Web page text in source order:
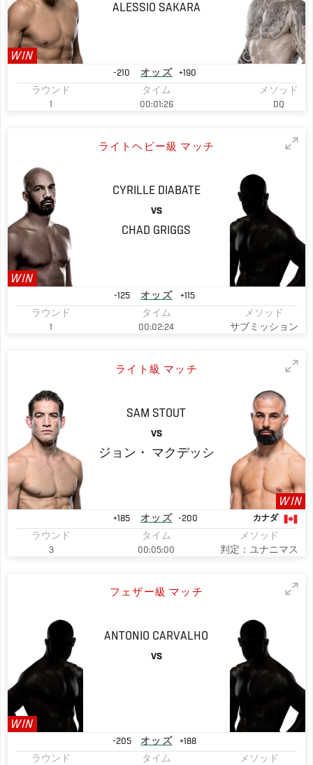
WIN
ALESSIO SAKARA
-210 オッズ
+190
ラウンド
1
タイム
00:01:26
メソッド
DQ
ライトヘビー級 マッチ
WIN
CYRILLE DIABATE
VS
CHAD GRIGGS
-125 オッズ
+115
ラウンド
1
タイム
00:02:24
メソッド
サブミッション
ライト級 マッチ
SAM STOUT
VS
ジョン・ マクデッシ
WIN
+185 オッズ -200 カナダ
ラウンド
3
タイム
00:05:00
メソッド
判定：ユナニマス
フェザー級 マッチ
WIN
ANTONIO CARVALHO
VS
-205 オッズ
+188
ラウンド
タイム
メソッド